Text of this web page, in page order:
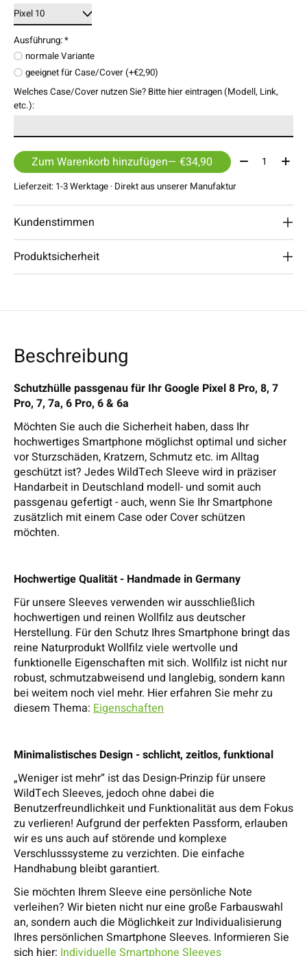
Ausführung:*
normale Variante
geeignet für Case/Cover (+€2,90)
Welches Case/Cover nutzen Sie? Bitte hier eintragen (Modell, Link,
etc.):
Zum Warenkorb hinzufügen — €34,90 Menge:
Lieferzeit: 1-3 Werktage · Direkt aus unserer Manufaktur
Kundenstimmen
Produktsicherheit
Beschreibung
Schutzhülle passgenau für Ihr Google Pixel 8 Pro, 8, 7
Pro, 7, 7a, 6 Pro, 6 & 6a
Möchten Sie auch die Sicherheit haben, dass Ihr
hochwertiges Smartphone möglichst optimal und sicher
vor Sturzschäden, Kratzern, Schmutz etc. im Alltag
geschützt ist? Jedes WildTech Sleeve wird in präziser
Handarbeit in Deutschland modell- und somit auch
passgenau gefertigt - auch, wenn Sie Ihr Smartphone
zusätzlich mit einem Case oder Cover schützen
möchten.
Hochwertige Qualität - Handmade in Germany
Für unsere Sleeves verwenden wir ausschließlich
hochwertigen und reinen Wollfilz aus deutscher
Herstellung. Für den Schutz Ihres Smartphone bringt das
reine Naturprodukt Wollfilz viele wertvolle und
funktionelle Eigenschaften mit sich. Wollfilz ist nicht nur
robust, schmutzabweisend und langlebig, sondern kann
bei weitem noch viel mehr. Hier erfahren Sie mehr zu
diesem Thema: Eigenschaften
Minimalistisches Design - schlicht, zeitlos, funktional
„Weniger ist mehr“ ist das Design-Prinzip für unsere
WildTech Sleeves, jedoch ohne dabei die
Benutzerfreundlichkeit und Funktionalität aus dem Fokus
zu verlieren! Aufgrund der perfekten Passform, erlauben
wir es uns auch auf störende und komplexe
Verschlusssysteme zu verzichten. Die einfache
Handhabung bleibt garantiert.
Sie möchten Ihrem Sleeve eine persönliche Note
verleihen? Wir bieten nicht nur eine große Farbauswahl
an, sondern auch die Möglichkeit zur Individualisierung
Ihres persönlichen Smartphone Sleeves. Informieren Sie